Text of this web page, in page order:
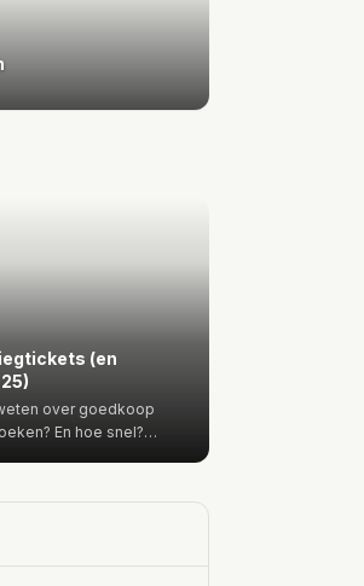
(en
over goedkoop
En hoe snel?